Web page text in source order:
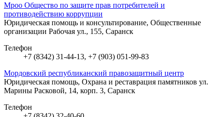
Мроо Общество по защите прав потребителей и
противодействию коррупции
Юридическая помощь и консультирование, Общественные
организации Рабочая ул., 155, Саранск
Телефон
+7 (8342) 31-44-13, +7 (903) 051-99-83
Мордовский республиканский правозащитный центр
Юридическая помощь, Охрана и реставрация памятников ул.
Марины Расковой, 14, корп. 3, Саранск
Телефон